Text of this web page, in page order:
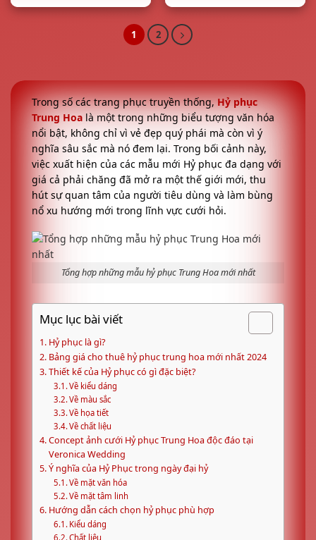
1 2
Trong số các trang phục truyền thống,Hỷ phục
Trung Hoa là một trong những biểu tượng văn hóa
nổi bật, không chỉ vì vẻ đẹp quý phái mà còn vì ý
nghĩa sâu sắc mà nó đem lại. Trong bối cảnh này,
việc xuất hiện của các mẫu mới Hỷ phục đa dạng với
giá cả phải chăng đã mở ra một thế giới mới, thu
hút sự quan tâm của người tiêu dùng và làm bùng
nổ xu hướng mới trong lĩnh vực cưới hỏi.
Tổng hợp những mẫu hỷ phục Trung Hoa mới nhất
Mục lục bài viết
Hỷ phục là gì?
Bảng giá cho thuê hỷ phục trung hoa mới nhất 2024
Thiết kế của Hỷ phục có gì đặc biệt?
Về kiểu dáng
Về màu sắc
Về họa tiết
Về chất liệu
Concept ảnh cưới Hỷ phục Trung Hoa độc đáo tại
Veronica Wedding
Ý nghĩa của Hỷ Phục trong ngày đại hỷ
Về mặt văn hóa
Về mặt tâm linh
Hướng dẫn cách chọn hỷ phục phù hợp
Kiểu dáng
Chất liệu